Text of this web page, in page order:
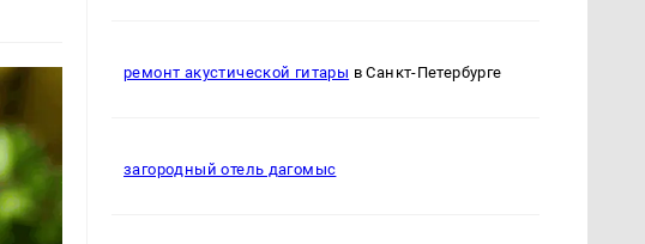
ремонт акустической гитары в Санкт-Петербурге
загородный отель дагомыс